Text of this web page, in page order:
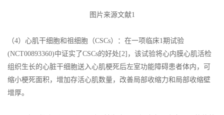
图片来源文献1
（4）心肌干细胞和祖细胞（CSCs）：在一项临床1期试验
(NCT00893360)中证实了CSCs的好处[2]，该试验将心内膜心肌活检
组织生长的心脏干细胞送入心肌梗死后左室功能障碍患者体内，可
缩小梗死面积，增加存活心肌数量，改善局部收缩力和局部收缩壁
增厚。